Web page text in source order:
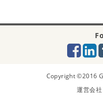
Copyright ©2016
運営会社